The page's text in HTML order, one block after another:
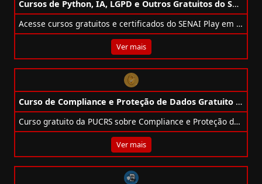
Cursos de Python, IA, LGPD e Outros Gratuitos do Senai Play
Acesse cursos gratuitos e certificados do SENAI Play em Python, IA, LGPD e mais. Qualifique-se com especialistas e destaque-se no mercado!
Ver mais
Curso de Compliance e Proteção de Dados Gratuito da PUCRS
Curso gratuito da PUCRS sobre Compliance e Proteção de Dados, com certificado e 10h de conteúdo 100% online.
Ver mais